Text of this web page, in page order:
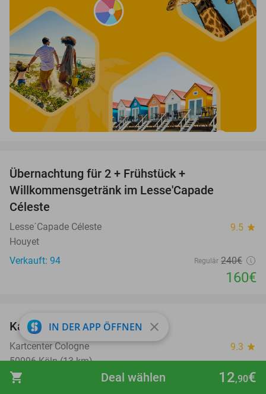
shopping_cart 12,90€
Deal wählen
Übernachtung für 2 + Frühstück +
Willkommensgetränk im Lesse'Capade
Céleste
Lesse´Capade Céleste 9.5 star
Houyet
Verkauft: 94
Regulär 240€
160€
Kartfahrt(en) à 10 Minuten
Kartcenter Cologne 9.3 star
50996 Köln (13 km)
Verkauft: 63
Regulär 15€
IN DER APP ÖFFNEN close